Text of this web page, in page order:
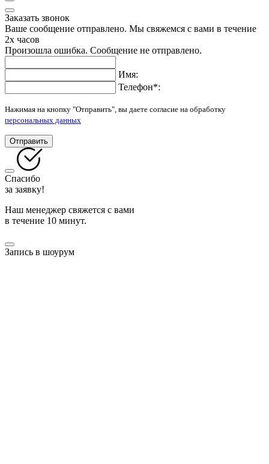
Заказать звонок
Ваше сообщение отправлено. Мы свяжемся с вами в течение
2х часов
Произошла ошибка. Сообщение не отправлено.
Имя:
Телефон*:
Нажимая на кнопку "Отправить", вы даете согласие на обработку
персональных данных
Отправить
Спасибо
за заявку!
Наш менеджер свяжется с вами
в течение 10 минут.
Запись в шоурум